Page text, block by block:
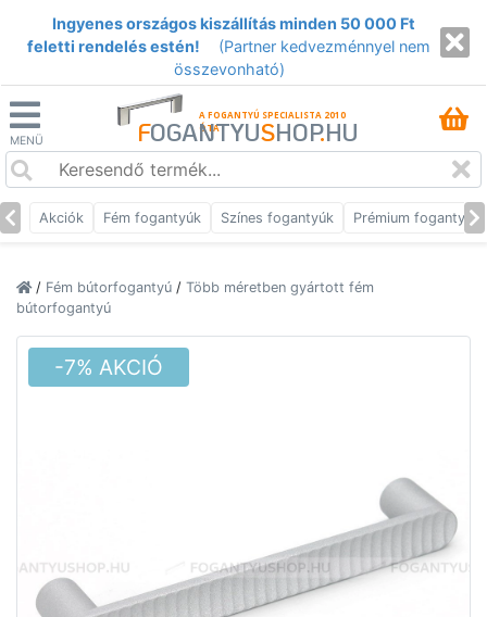
Ingyenes országos kiszállítás minden 50 000 Ft
feletti rendelés estén!
(Partner kedvezménnyel nem
összevonható)
MENÜ
A FOGANTYÚ SPECIALISTA 2010
ÓTA
FOGANTYUSHOP.HU
Akciók Fém fogantyúk Színes fogantyúk Prémium fogantyúk
/ Fém bútorfogantyú / Több méretben gyártott fém
bútorfogantyú
-7% AKCIÓ